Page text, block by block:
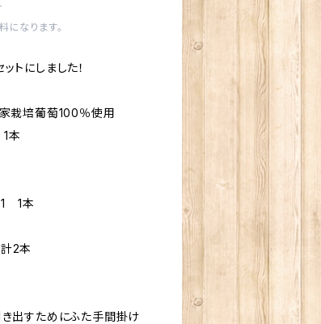
なります。
トにしました！
栽培葡萄100％使用
本
1本
2本
出すためにふた手間掛け